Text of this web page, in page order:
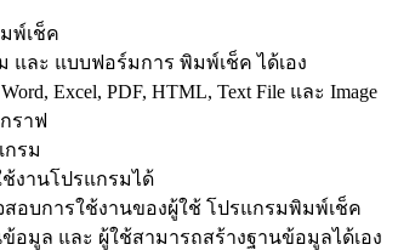
พ์เช็ค
และ แบบฟอร์มการ พิมพ์เช็ค ได้เอง
Excel, PDF, HTML, Text File และ Image
ราฟ
รม
งานโปรแกรมได้
จสอบการใช้งานของผู้ใช้ โปรแกรมพิมพ์เช็ค
มูล และ ผู้ใช้สามารถสร้างฐานข้อมูลได้เอง